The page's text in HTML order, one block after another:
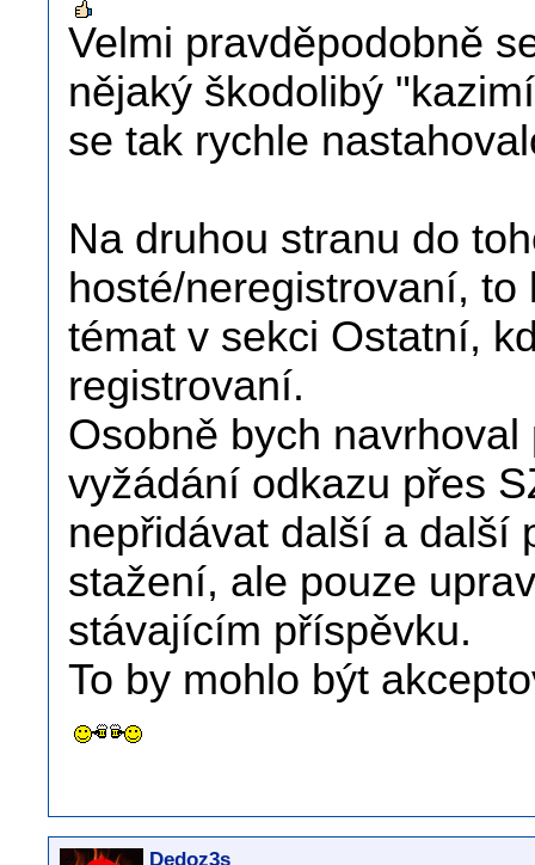
Velmi pravděpodobně
nějaký škodolibý
se tak rychle
Na druhou stranu do
hosté/neregistrovaní,
témat v sekci Ostatní,
registrovaní.
Osobně bych
vyžádání odkazu přes
nepřidávat další a další
stažení, ale pouze
stávajícím příspěvku.
To by mohlo být
Dedoz3s